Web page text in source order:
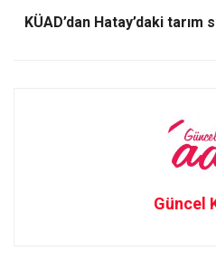
k n
KÜAD’dan Hatay’daki
Güncel